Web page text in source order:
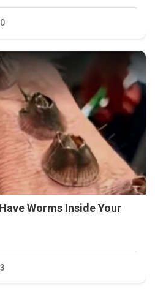
Worms Inside Your